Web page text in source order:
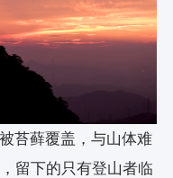
苔藓覆盖，与山体难
留下的只有登山者临